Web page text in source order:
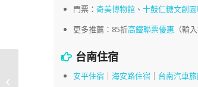
門票：奇美博物館 、十鼓仁糖文創
更多推薦：85折高鐵聯票優惠 （輸
台南住宿
安平住宿 ｜海安路住宿 台南汽車
江水號海安店，古早味